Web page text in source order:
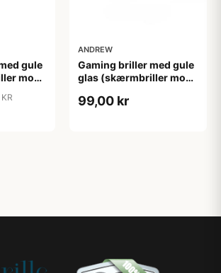
gule
mod
ANDREW
Gaming briller med gule
glas (skærmbriller mod
99,00 kr